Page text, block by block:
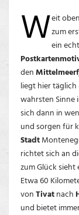
Weit
zum
ein
den
liegt hier
wahrsten Sinne
sich dann in
und sorgen für
Stadt
richtet sich an
zum Glück sieht
Etwa 60
vonTivatnach
und bietet